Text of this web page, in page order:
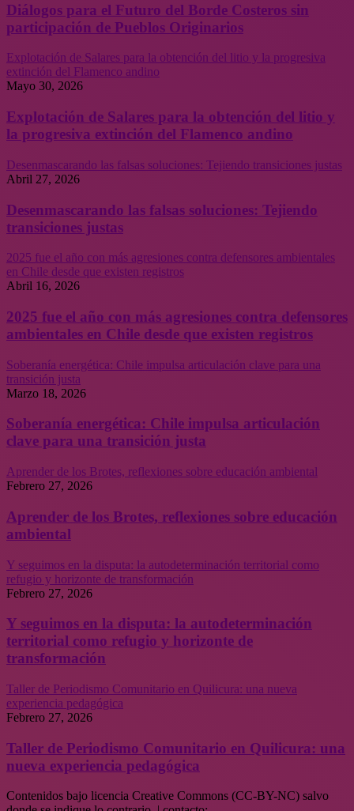
Diálogos para el Futuro del Borde Costeros sin
participación de Pueblos Originarios
Explotación de Salares para la obtención del litio y la progresiva
extinción del Flamenco andino
Mayo 30, 2026
Explotación de Salares para la obtención del litio y
la progresiva extinción del Flamenco andino
Desenmascarando las falsas soluciones: Tejiendo transiciones justas
Abril 27, 2026
Desenmascarando las falsas soluciones: Tejiendo
transiciones justas
2025 fue el año con más agresiones contra defensores ambientales
en Chile desde que existen registros
Abril 16, 2026
2025 fue el año con más agresiones contra defensores
ambientales en Chile desde que existen registros
Soberanía energética: Chile impulsa articulación clave para una
transición justa
Marzo 18, 2026
Soberanía energética: Chile impulsa articulación
clave para una transición justa
Aprender de los Brotes, reflexiones sobre educación ambiental
Febrero 27, 2026
Aprender de los Brotes, reflexiones sobre educación
ambiental
Y seguimos en la disputa: la autodeterminación territorial como
refugio y horizonte de transformación
Febrero 27, 2026
Y seguimos en la disputa: la autodeterminación
territorial como refugio y horizonte de
transformación
Taller de Periodismo Comunitario en Quilicura: una nueva
experiencia pedagógica
Febrero 27, 2026
Taller de Periodismo Comunitario en Quilicura: una
nueva experiencia pedagógica
Contenidos bajo licencia Creative Commons (CC-BY-NC) salvo